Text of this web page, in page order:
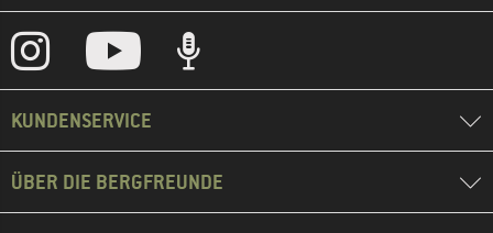
KUNDENSERVICE
ÜBER DIE BERGFREUNDE